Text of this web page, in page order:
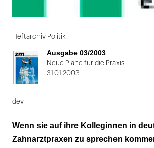
1
von
Heftarchiv Politik
Ausgabe 03/2003
Neue Pläne für die Praxis
31.01.2003
dev
Wenn sie auf ihre Kolleginnen in
Zahnarztpraxen zu sprechen